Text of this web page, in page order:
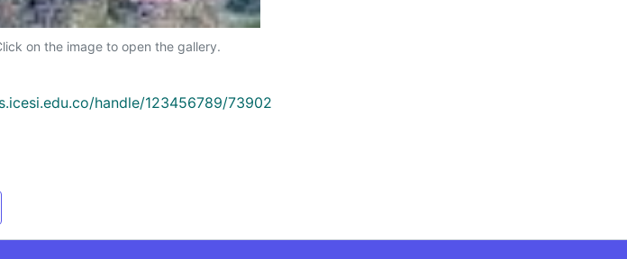
on the image to open the gallery.
handle/123456789/73902